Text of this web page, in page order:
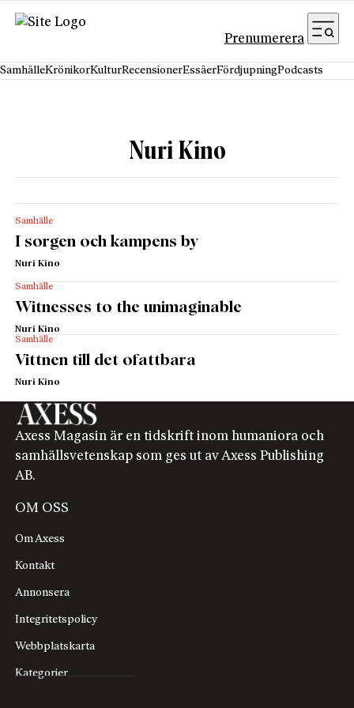
Hoppa till innehåll
Prenumerera
SamhälleKrönikorKulturRecensionerEssäerFördjupningPodcasts
Nuri Kino
Samhälle
I sorgen och kampens by
Nuri Kino
Samhälle
Witnesses to the unimaginable
Nuri Kino
Samhälle
Vittnen till det ofattbara
Nuri Kino
Axess Magasin är en tidskrift inom humaniora och
samhällsvetenskap som ges ut av Axess Publishing
AB.
OM OSS
Om Axess
Kontakt
Annonsera
Integritetspolicy
Webbplatskarta
Kategorier